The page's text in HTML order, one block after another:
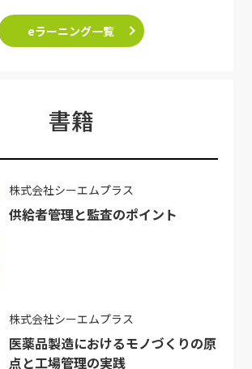
eラーニング一覧
書籍
株式会社シーエムプラス
供給者管理と監査のポイント
株式会社シーエムプラス
医薬品製造におけるモノづくりの原
点と工場管理の実践